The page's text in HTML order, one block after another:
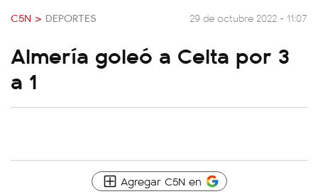
C5N > DEPORTES 29 de octubre 2022 - 11:07
Almería goleó a Celta por 3
a 1
Agregar C5N en